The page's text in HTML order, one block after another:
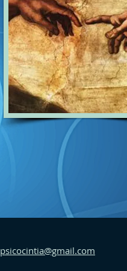
psicocintia@gmail.com